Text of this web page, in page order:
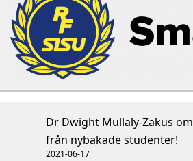
Dr Dwight Mullaly-Zakus om
från nybakade studenter!
2021-06-17